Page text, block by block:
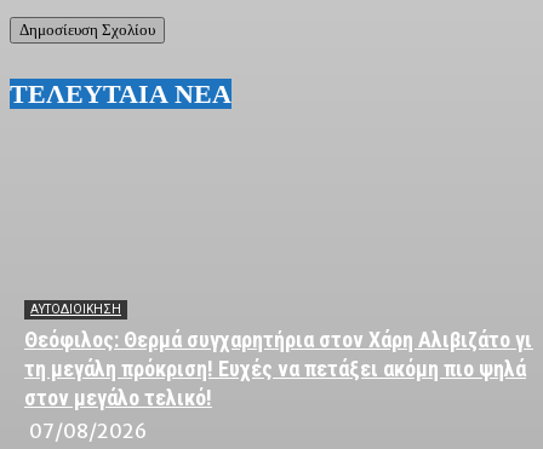
ΤΕΛΕΥΤΑΙΑ ΝΕΑ
ΑΥΤΟΔΙΟΙΚΗΣΗ
Θεόφιλος: Θερμά συγχαρητήρια στον Χάρη Αλιβιζάτο για
τη μεγάλη πρόκριση! Ευχές να πετάξει ακόμη πιο ψηλά
στον μεγάλο τελικό!
07/08/2026